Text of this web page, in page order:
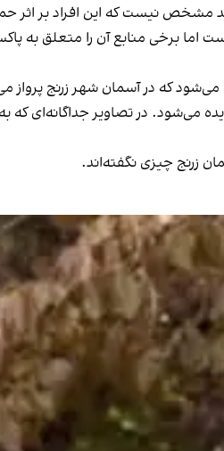
نیست که این افراد بر اثر
برخی منابع آن را متعلق به
می‌شود که در آسمان شهر زرنج
می‌شود. در تصاویر جداگانه‌ای
زرنج چیزی نگفته‌اند.